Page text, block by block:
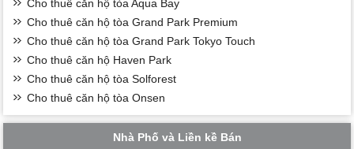
Cho thuê căn hộ tòa Aqua Bay
Cho thuê căn hộ tòa Grand Park Premium
Cho thuê căn hộ tòa Grand Park Tokyo Touch
Cho thuê căn hộ Haven Park
Cho thuê căn hộ tòa Solforest
Cho thuê căn hộ tòa Onsen
Nhà Phố và Liền kề Bán